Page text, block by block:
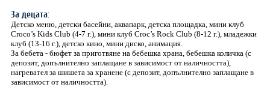
За децата:
Детско меню, детски басейни, аквапарк, детска площадка, мини клуб
Croco’s Kids Club (4-7 г.), мини клуб Croc’s Rock Club (8-12 г.), младежки
клуб (13-16 г.), детско кино, мини диско, анимация.
За бебета - бюфет за приготвяне на бебешка храна, бебешка количка (с
депозит, допълнително заплащане в зависимост от наличността),
нагревател за шишета за хранене (с депозит, допълнително заплащане в
зависимост от наличността).